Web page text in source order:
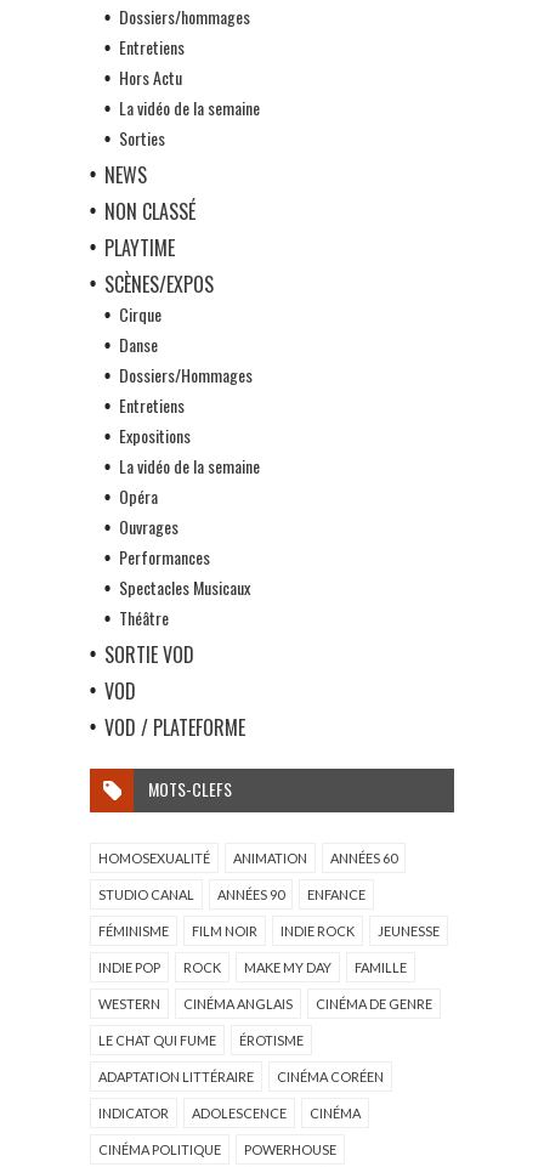
Dossiers/hommages
Entretiens
Hors Actu
La vidéo de la semaine
Sorties
NEWS
NON CLASSÉ
PLAYTIME
SCÈNES/EXPOS
Cirque
Danse
Dossiers/Hommages
Entretiens
Expositions
La vidéo de la semaine
Opéra
Ouvrages
Performances
Spectacles Musicaux
Théâtre
SORTIE VOD
VOD
VOD / PLATEFORME
MOTS-CLEFS
HOMOSEXUALITÉ ANIMATION ANNÉES 60
STUDIO CANAL ANNÉES 90 ENFANCE
FÉMINISME FILM NOIR INDIE ROCK JEUNESSE
INDIE POP ROCK MAKE MY DAY FAMILLE
WESTERN CINÉMA ANGLAIS CINÉMA DE GENRE
LE CHAT QUI FUME ÉROTISME
ADAPTATION LITTÉRAIRE CINÉMA CORÉEN
INDICATOR ADOLESCENCE CINÉMA
CINÉMA POLITIQUE POWERHOUSE